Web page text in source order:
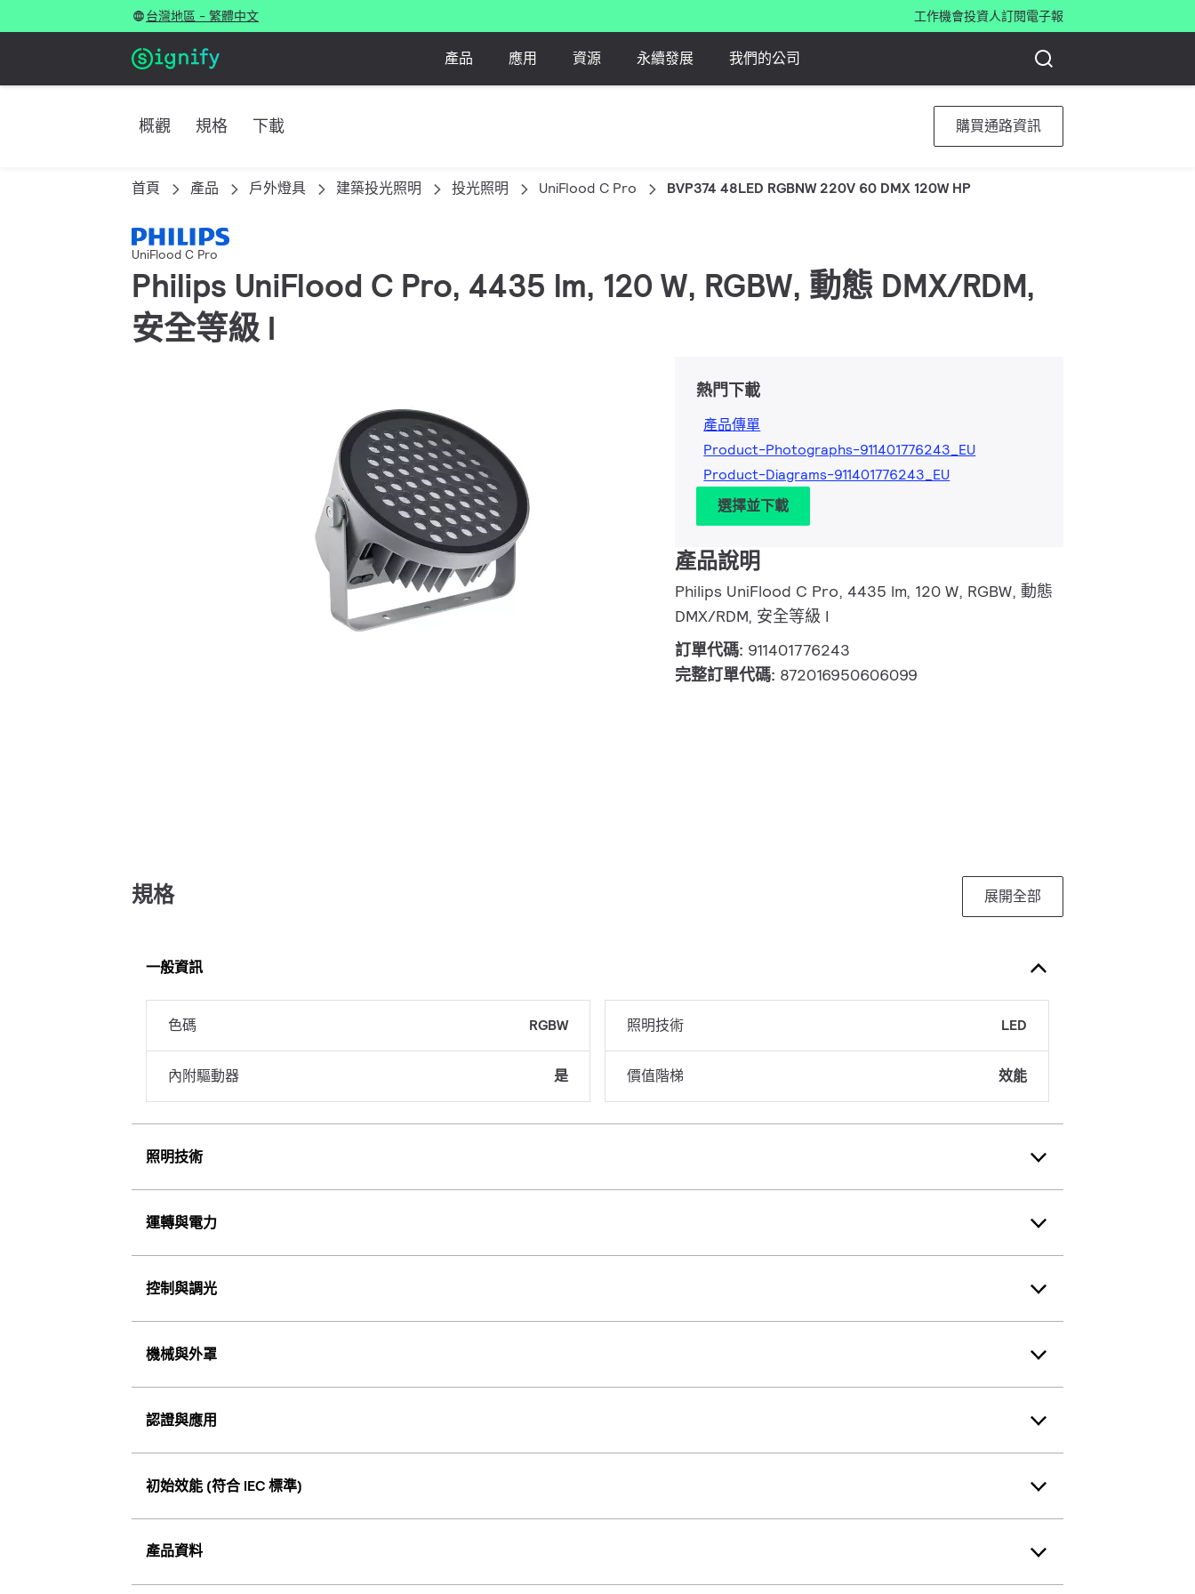
台灣地區 - 繁體中文 工作機會投資人訂閱電子報
產品 應用 資源 永續發展 我們的公司
概觀 規格 下載 購買通路資訊
首頁 產品 戶外燈具 建築投光照明 投光照明 UniFlood C Pro BVP374 48LED RGBNW 220V 60 DMX 120W HP
UniFlood C Pro
Philips UniFlood C Pro, 4435 lm, 120 W, RGBW, 動態 DMX/RDM,
安全等級 I
熱門下載
產品傳單
Product-Photographs-911401776243_EU
Product-Diagrams-911401776243_EU
選擇並下載
產品說明
Philips UniFlood C Pro, 4435 lm, 120 W, RGBW, 動態
DMX/RDM, 安全等級 I
訂單代碼: 911401776243
完整訂單代碼: 872016950606099
規格 展開全部
一般資訊
色碼 RGBW
內附驅動器 是
照明技術 LED
價值階梯 效能
照明技術
運轉與電力
控制與調光
機械與外罩
認證與應用
初始效能 (符合 IEC 標準)
產品資料